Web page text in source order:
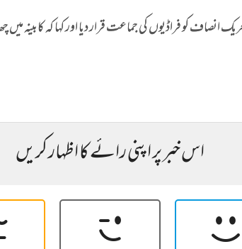
کو فراڈیوں کی جماعت قرار دیا اور کہا کہ کابینہ
اس خبر پر اپنی رائے کا اظہار کریں